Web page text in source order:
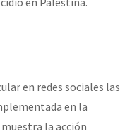
en redes sociales las
en la
muestra la acción